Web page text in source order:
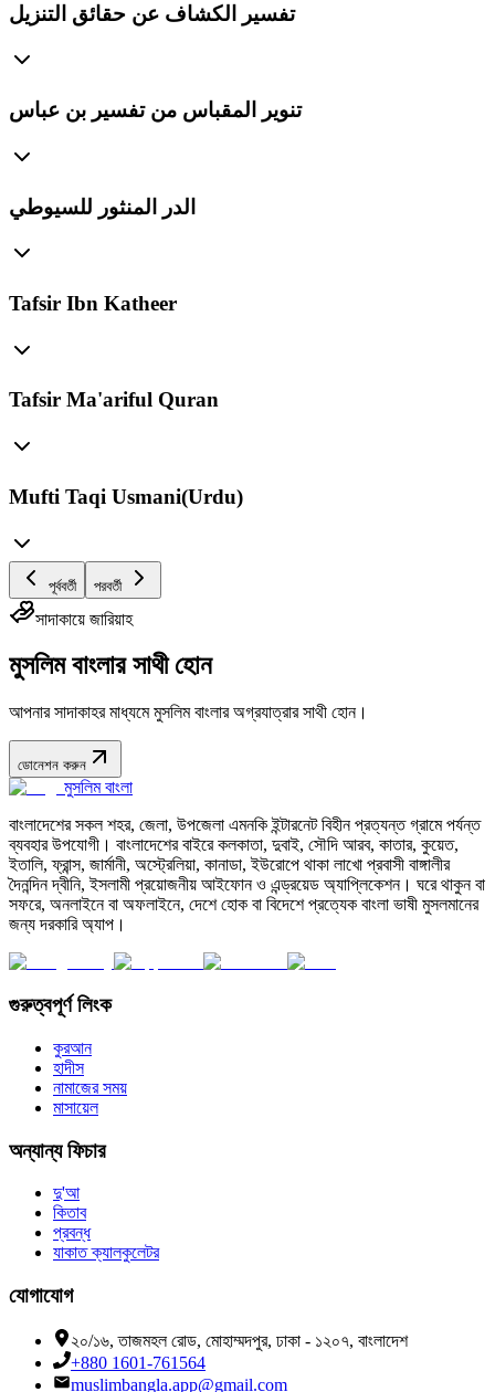
تفسير الكشاف عن حقائق التنزيل
تنوير المقباس من تفسير بن عباس
الدر المنثور للسيوطي
Tafsir Ibn Katheer
Tafsir Ma'ariful Quran
Mufti Taqi Usmani(Urdu)
পূর্ববর্তী পরবর্তী
সাদাকায়ে জারিয়াহ
মুসলিম বাংলার সাথী হোন
আপনার সাদাকাহর মাধ্যমে মুসলিম বাংলার অগ্রযাত্রার সাথী হোন।
ডোনেশন করুন
মুসলিম বাংলা
বাংলাদেশের সকল শহর, জেলা, উপজেলা এমনকি ইন্টারনেট বিহীন প্রত্যন্ত গ্রামে পর্যন্ত
ব্যবহার উপযোগী। বাংলাদেশের বাইরে কলকাতা, দুবাই, সৌদি আরব, কাতার, কুয়েত,
ইতালি, ফ্রান্স, জার্মানী, অস্ট্রেলিয়া, কানাডা, ইউরোপে থাকা লাখো প্রবাসী বাঙ্গালীর
দৈনন্দিন দ্বীনি, ইসলামী প্রয়োজনীয় আইফোন ও এন্ড্রয়েড অ্যাপ্লিকেশন। ঘরে থাকুন বা
সফরে, অনলাইনে বা অফলাইনে, দেশে হোক বা বিদেশে প্রত্যেক বাংলা ভাষী মুসলমানের
জন্য দরকারি অ্যাপ।
গুরুত্বপূর্ণ লিংক
কুরআন
হাদীস
নামাজের সময়
মাসায়েল
অন্যান্য ফিচার
দু'আ
কিতাব
প্রবন্ধ
যাকাত ক্যালকুলেটর
যোগাযোগ
২০/১৬, তাজমহল রোড, মোহাম্মদপুর, ঢাকা - ১২০৭, বাংলাদেশ
+880 1601-761564
muslimbangla.app@gmail.com